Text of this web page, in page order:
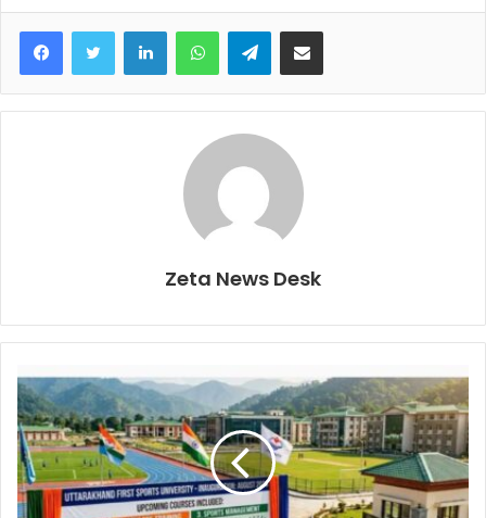
Telegram
Zeta News Desk